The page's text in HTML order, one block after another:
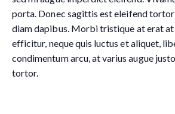
porta. Donec sagittis est eleifend
diam dapibus. Morbi tristique at erat
efficitur, neque quis luctus et aliquet,
condimentum arcu, at varius augue
tortor.